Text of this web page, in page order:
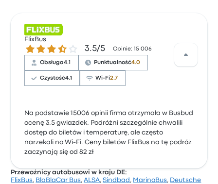
FlixBus
3.5 gwiazdek w skali do 5
3.5/5 Opinie: 15 006
Obsługa4.1 Punktualność4.0
Czystość4.1 Wi-Fi2.7
Na podstawie 15006 opinii firma otrzymała w Busbud
ocenę 3.5 gwiazdek. Podróżni szczególnie chwalili
dostęp do biletów i temperaturę, ale często
narzekali na Wi-Fi. Ceny biletów FlixBus na tę podróż
zaczynają się od 82 zł
Przewoźnicy autobusowi w kraju DE:
FlixBus, BlaBlaCar Bus,ALSA,Sindbad , MarinoBus, Deutsche